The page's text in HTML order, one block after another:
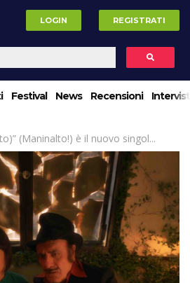
LOGIN REGISTRATI
Festival News Recensioni
(Maninalto!) è il nuovo singol...